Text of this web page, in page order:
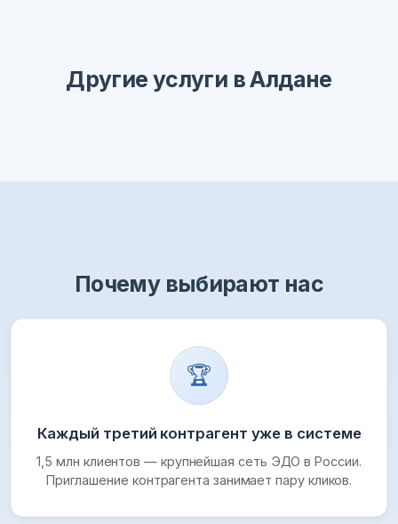
Другие услуги в Алдане
Почему выбирают нас
🏆
Каждый третий контрагент уже в системе
1,5 млн клиентов — крупнейшая сеть ЭДО в России.
Приглашение контрагента занимает пару кликов.